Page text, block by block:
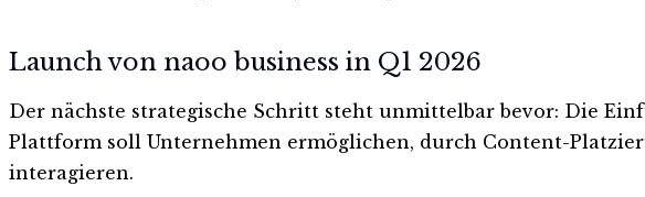
Launch von naoo business in Q1 2026
Der nächste strategische Schritt steht unmittelbar bevor: Die
Plattform soll Unternehmen ermöglichen, durch Content-
interagieren.